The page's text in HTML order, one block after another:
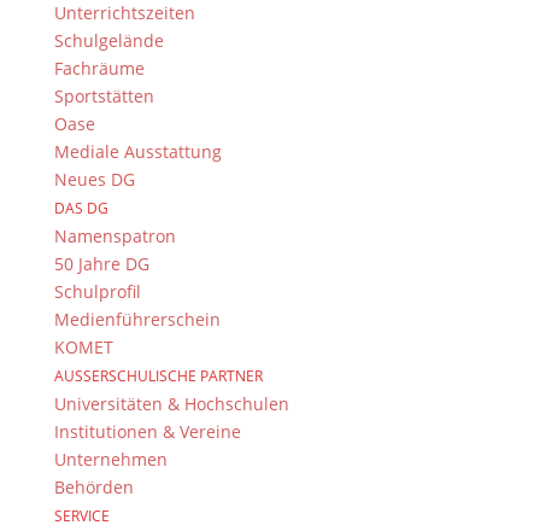
Unterrichtszeiten
Schulgelände
Fachräume
Sportstätten
Oase
Mediale Ausstattung
Neues DG
DAS DG
Namenspatron
50 Jahre DG
Schulprofil
Medienführerschein
KOMET
AUSSERSCHULISCHE PARTNER
Universitäten & Hochschulen
Institutionen & Vereine
Unternehmen
Behörden
SERVICE
Die Schüler und Schülerinnen der Klasse 8c am
Dientzenhofer-Gymnasium staunten nicht schlecht
als plötzlich anstelle ihres Englischlehrers der
Geschäftsführer der Brose Baskets Bamberg,
Wolfgang Heyder, im Klassenzimmer erschien.
Im Rahmen der Einführung der „Sportklasse“ am
Dientzenhofer-Gymnasium besuchte Heyder, der
1976 selbst hier das Abitur machte, die jungen
Leistungssportler und in einem 40-minütigen, sehr
engagierten Vortrag, berichtete er ausführlich über
langen Trainerlaufbahn und als Geschäftsführer des
Deutschen Meisters. Dabei plauderte er auch ein
bisschen aus dem „Nähkästchen“ und ging ebenfalls
auf Fragen der Mittelstufenschüler ein.